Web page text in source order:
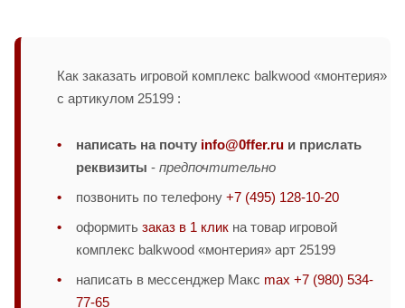
Как заказать игровой комплекс balkwood «монтерия»
с артикулом 25199 :
написать на почту info@0ffer.ru и прислать
реквизиты - предпочтительно
позвонить по телефону +7 (495) 128-10-20
оформить заказ в 1 клик на товар игровой
комплекс balkwood «монтерия» арт 25199
написать в мессенджер Макс max +7 (980) 534-
77-65